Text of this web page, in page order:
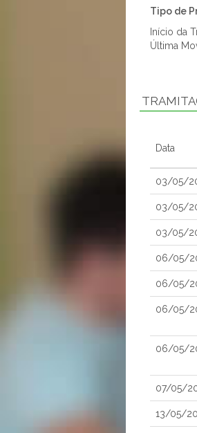
Tipo de
Início da
Última
Data
03/05/
03/05/
03/05/
06/05/
06/05/
06/05/
06/05/
07/05/
13/05/